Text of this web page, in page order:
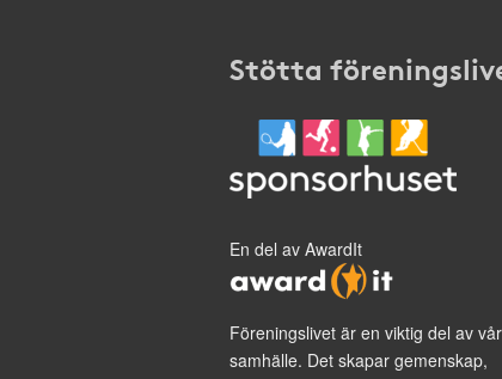
Stötta
En del av AwardIt
Föreningslivet är en viktig del av
samhälle. Det skapar gemenskap,